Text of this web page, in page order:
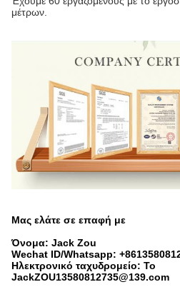
μέτρων.
Μας ελάτε σε επαφή με
Όνομα: Jack Zou
Wechat ID/Whatsapp:
Ηλεκτρονικό ταχυδρομείο: Το
JackZOU13580812735@139.com